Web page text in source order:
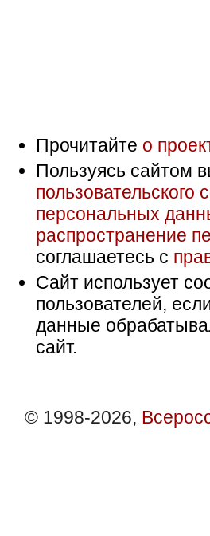
Прочитайте о
Пользуясь сайтом
пользовательского
персональных
распространение
соглашаетесь с
Сайт использует
пользователей,
данные
сайт.
© 1998-2026,